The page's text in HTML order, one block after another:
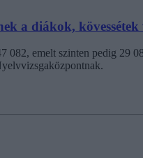
a diákok,
082, emelt szinten pedig 29